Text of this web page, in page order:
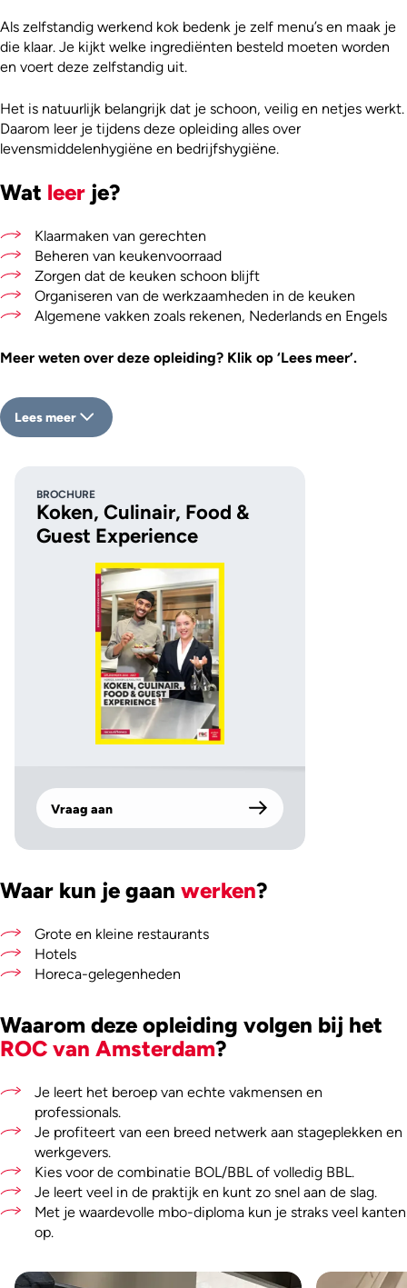
Als zelfstandig werkend kok bedenk je zelf menu’s en maak je
die klaar. Je kijkt welke ingrediënten besteld moeten worden
en voert deze zelfstandig uit.
Het is natuurlijk belangrijk dat je schoon, veilig en netjes werkt.
Daarom leer je tijdens deze opleiding alles over
levensmiddelenhygiëne en bedrijfshygiëne.
Wat leer je?
Klaarmaken van gerechten
Beheren van keukenvoorraad
Zorgen dat de keuken schoon blijft
Organiseren van de werkzaamheden in de keuken
Algemene vakken zoals rekenen, Nederlands en Engels
Meer weten over deze opleiding? Klik op ‘Lees meer’.
Lees meer
BROCHURE
Koken, Culinair, Food &
Guest Experience
Vraag aan
Waar kun je gaan werken?
Grote en kleine restaurants
Hotels
Horeca-gelegenheden
Waarom deze opleiding volgen bij het
ROC van Amsterdam?
Je leert het beroep van echte vakmensen en
professionals.
Je profiteert van een breed netwerk aan stageplekken en
werkgevers.
Kies voor de combinatie BOL/BBL of volledig BBL.
Je leert veel in de praktijk en kunt zo snel aan de slag.
Met je waardevolle mbo-diploma kun je straks veel kanten
op.